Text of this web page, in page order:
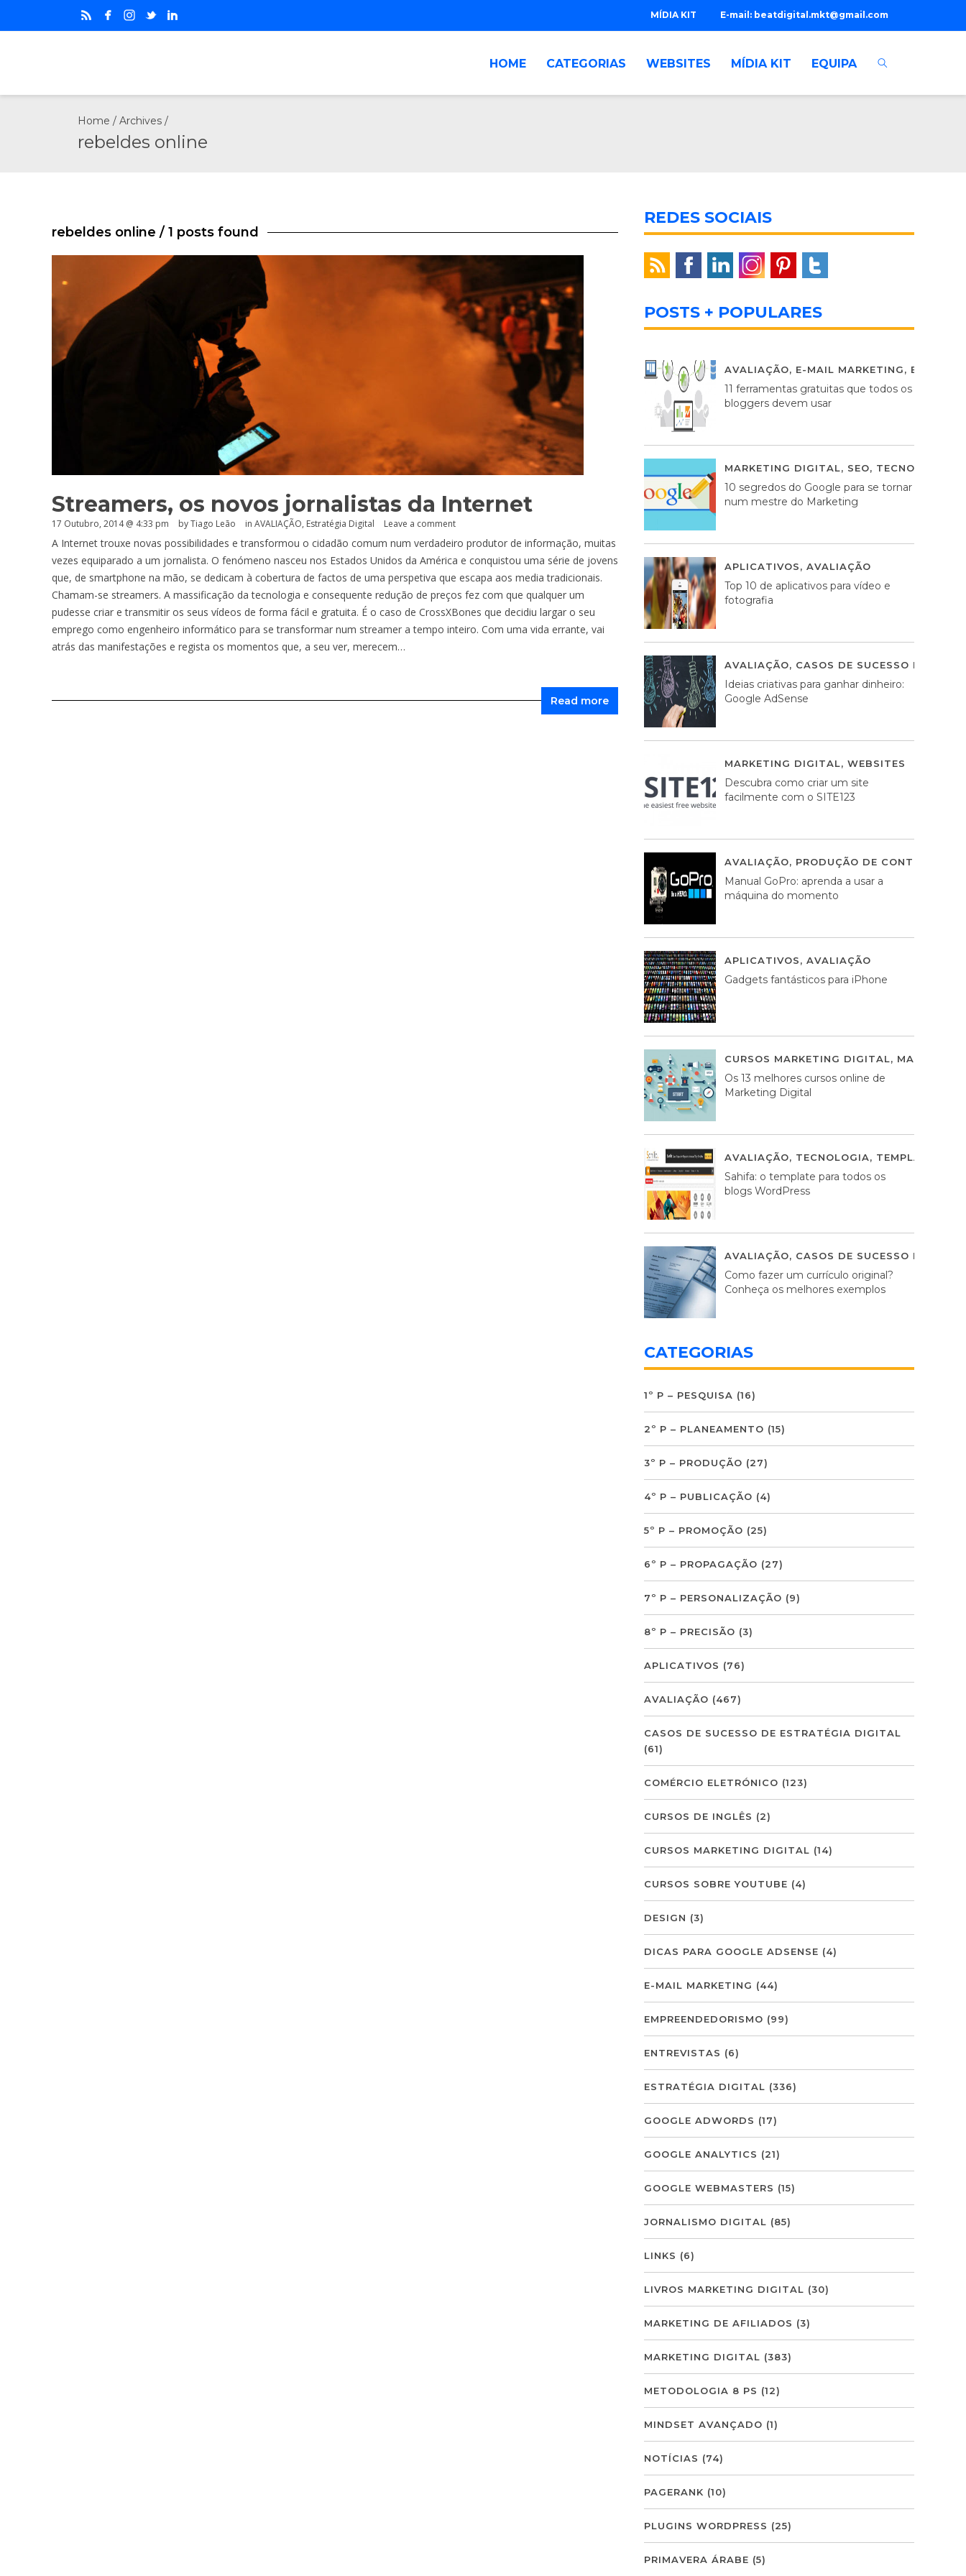
E-mail: beatdigital.mkt@gmail.com
MÍDIA KIT
HOME CATEGORIAS WEBSITES MÍDIA KIT EQUIPA
Home / Archives /
rebeldes online
rebeldes online / 1 posts found
Streamers, os novos jornalistas da Internet
17 Outubro, 2014 @ 4:33 pm by Tiago Leão in AVALIAÇÃO, Estratégia Digital Leave a comment
A Internet trouxe novas possibilidades e transformou o cidadão comum num verdadeiro produtor de informação, muitas
vezes equiparado a um jornalista. O fenómeno nasceu nos Estados Unidos da América e conquistou uma série de jovens
que, de smartphone na mão, se dedicam à cobertura de factos de uma perspetiva que escapa aos media tradicionais.
Chamam-se streamers. A massificação da tecnologia e consequente redução de preços fez com que qualquer um
pudesse criar e transmitir os seus vídeos de forma fácil e gratuita. É o caso de CrossXBones que decidiu largar o seu
emprego como engenheiro informático para se transformar num streamer a tempo inteiro. Com uma vida errante, vai
atrás das manifestações e regista os momentos que, a seu ver, merecem…
Read more
REDES SOCIAIS
POSTS + POPULARES
AVALIAÇÃO, E-MAIL MARKETING,
11 ferramentas gratuitas que todos os
bloggers devem usar
MARKETING DIGITAL, SEO, TECNOLOGIA
10 segredos do Google para se tornar
num mestre do Marketing
APLICATIVOS, AVALIAÇÃO
Top 10 de aplicativos para vídeo e
fotografia
AVALIAÇÃO, CASOS DE SUCESSO DE
Ideias criativas para ganhar dinheiro:
Google AdSense
MARKETING DIGITAL, WEBSITES
Descubra como criar um site
facilmente com o SITE123
AVALIAÇÃO, PRODUÇÃO DE CONTEÚDOS
Manual GoPro: aprenda a usar a
máquina do momento
APLICATIVOS, AVALIAÇÃO
Gadgets fantásticos para iPhone
CURSOS MARKETING DIGITAL,
Os 13 melhores cursos online de
Marketing Digital
AVALIAÇÃO, TECNOLOGIA, TEMPLATES
Sahifa: o template para todos os
blogs WordPress
AVALIAÇÃO, CASOS DE SUCESSO DE
Como fazer um currículo original?
Conheça os melhores exemplos
CATEGORIAS
1º P – PESQUISA (16)
2º P – PLANEAMENTO (15)
3º P – PRODUÇÃO (27)
4º P – PUBLICAÇÃO (4)
5º P – PROMOÇÃO (25)
6º P – PROPAGAÇÃO (27)
7º P – PERSONALIZAÇÃO (9)
8º P – PRECISÃO (3)
APLICATIVOS (76)
AVALIAÇÃO (467)
CASOS DE SUCESSO DE ESTRATÉGIA DIGITAL
(61)
COMÉRCIO ELETRÓNICO (123)
CURSOS DE INGLÊS (2)
CURSOS MARKETING DIGITAL (14)
CURSOS SOBRE YOUTUBE (4)
DESIGN (3)
DICAS PARA GOOGLE ADSENSE (4)
E-MAIL MARKETING (44)
EMPREENDEDORISMO (99)
ENTREVISTAS (6)
ESTRATÉGIA DIGITAL (336)
GOOGLE ADWORDS (17)
GOOGLE ANALYTICS (21)
GOOGLE WEBMASTERS (15)
JORNALISMO DIGITAL (85)
LINKS (6)
LIVROS MARKETING DIGITAL (30)
MARKETING DE AFILIADOS (3)
MARKETING DIGITAL (383)
METODOLOGIA 8 PS (12)
MINDSET AVANÇADO (1)
NOTÍCIAS (74)
PAGERANK (10)
PLUGINS WORDPRESS (25)
PRIMAVERA ÁRABE (5)